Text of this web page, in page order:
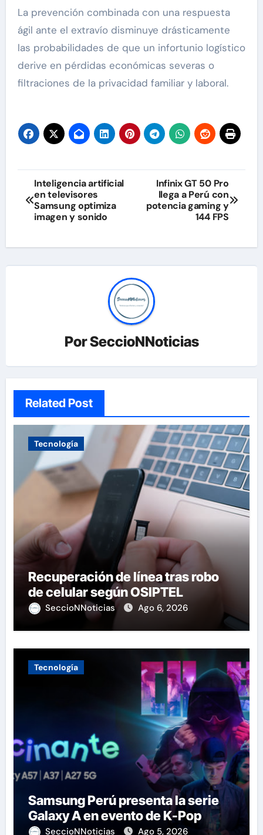
La prevención combinada con una respuesta
ágil ante el extravío disminuye drásticamente
las probabilidades de que un infortunio logístico
derive en pérdidas económicas severas o
filtraciones de la privacidad familiar y laboral.
Navegación
de
entradas
Inteligencia artificial
en televisores
Samsung optimiza
imagen y sonido
Infinix GT 50 Pro
llega a Perú con
potencia gaming y
144 FPS
PorSeccioNNoticias
Related Post
Tecnología
Recuperación de línea tras robo
de celular según OSIPTEL
SeccioNNoticias Ago 6, 2026
Tecnología
Samsung Perú presenta la serie
Galaxy A en evento de K-Pop
SeccioNNoticias Ago 5, 2026